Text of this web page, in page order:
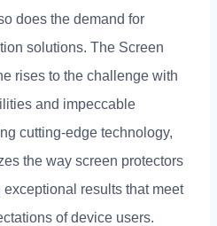
does the demand for
solutions. The Screen
rises to the challenge with
and impeccable
cutting-edge technology,
the way screen protectors
results that meet
of device users.